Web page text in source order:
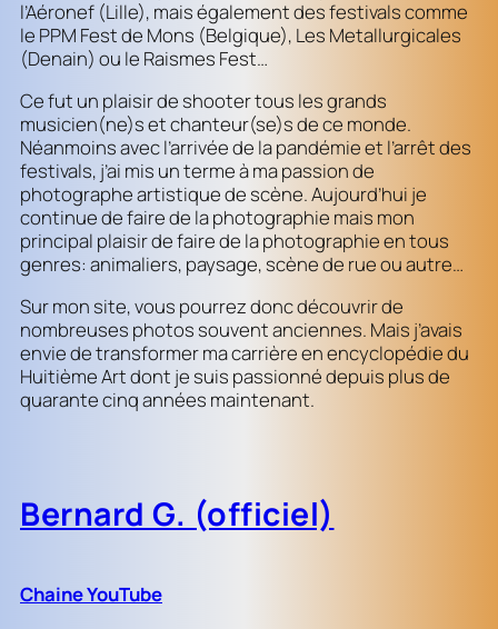
l’Aéronef (Lille), mais également des festivals comme
le PPM Fest de Mons (Belgique), Les Metallurgicales
(Denain) ou le Raismes Fest…
Ce fut un plaisir de shooter tous les grands
musicien(ne)s et chanteur(se)s de ce monde.
Néanmoins avec l’arrivée de la pandémie et l’arrêt des
festivals, j’ai mis un terme à ma passion de
photographe artistique de scène. Aujourd’hui je
continue de faire de la photographie mais mon
principal plaisir de faire de la photographie en tous
genres: animaliers, paysage, scène de rue ou autre…
Sur mon site, vous pourrez donc découvrir de
nombreuses photos souvent anciennes. Mais j’avais
envie de transformer ma carrière en encyclopédie du
Huitième Art dont je suis passionné depuis plus de
quarante cinq années maintenant.
Bernard G. (officiel)
Chaine YouTube